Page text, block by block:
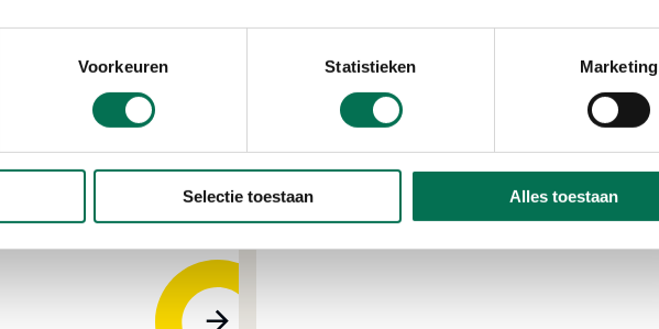
Voorkeuren Statistieken Marketing
Selectie toestaan Alles toestaan
B.V. Waterschap Hollandse Delta